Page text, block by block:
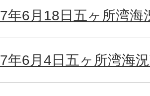
年6月18日五ヶ所湾海
年6月4日五ヶ所湾海